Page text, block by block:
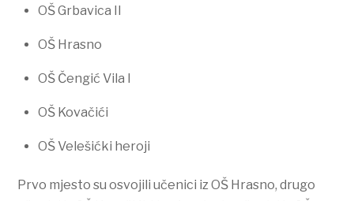
OŠ Grbavica II
OŠ Hrasno
OŠ Čengić Vila I
OŠ Kovačići
OŠ Velešićki heroji
Prvo mjesto su osvojili učenici iz OŠ Hrasno, drugo